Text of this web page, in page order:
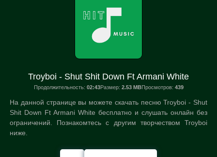
Troyboi - Shut Shit Down Ft Armani White
Продолжительность: 02:43Размер: 2.53 MBПросмотров: 439
На данной странице вы можете скачать песню Troyboi - Shut
Shit Down Ft Armani White бесплатно и слушать онлайн без
ограничений. Познакомтесь с другим творчеством Troyboi
ниже.